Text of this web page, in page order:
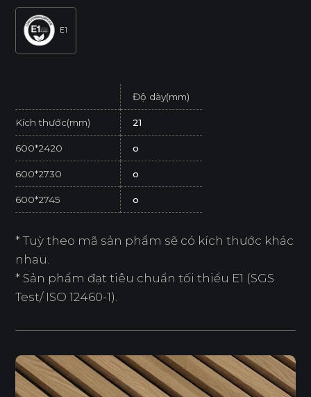
E1
Độ dày(mm)
Kích thước(mm) 21
600*2420 o
600*2730 o
600*2745 o
* Tuỳ theo mã sản phẩm sẽ có kích thước khác
nhau.
* Sản phẩm đạt tiêu chuẩn tối thiểu E1 (SGS
Test/ ISO 12460-1).